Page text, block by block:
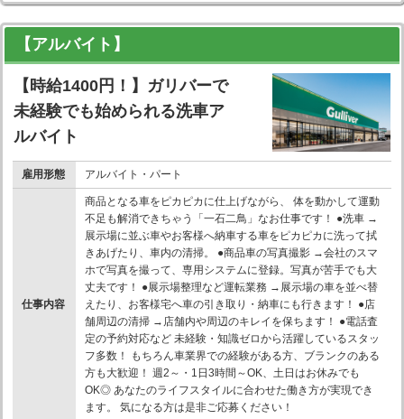
【アルバイト】
【時給1400円！】ガリバーで
未経験でも始められる洗車ア
ルバイト
雇用形態 アルバイト・パート
仕事内容
商品となる車をピカピカに仕上げながら、 体を動かして運動
不足も解消できちゃう「一石二鳥」なお仕事です！ ●洗車 →
展示場に並ぶ車やお客様へ納車する車をピカピカに洗って拭
きあげたり、車内の清掃。 ●商品車の写真撮影 →会社のスマ
ホで写真を撮って、専用システムに登録。写真が苦手でも大
丈夫です！ ●展示場整理など運転業務 →展示場の車を並べ替
えたり、お客様宅へ車の引き取り・納車にも行きます！ ●店
舗周辺の清掃 →店舗内や周辺のキレイを保ちます！ ●電話査
定の予約対応など 未経験・知識ゼロから活躍しているスタッ
フ多数！ もちろん車業界での経験がある方、ブランクのある
方も大歓迎！ 週2～・1日3時間～OK、土日はお休みでも
OK◎ あなたのライフスタイルに合わせた働き方が実現でき
ます。 気になる方は是非ご応募ください！